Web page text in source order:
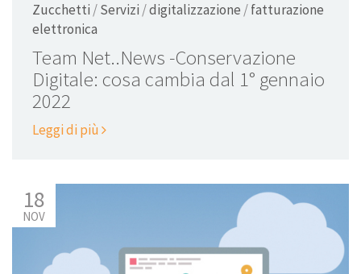
Zucchetti /Servizi /digitalizzazione /fatturazione
elettronica
Team Net..News -Conservazione
Digitale: cosa cambia dal 1° gennaio
2022
Leggi di più
18
NOV